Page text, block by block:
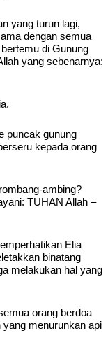
yang turun lagi,
dengan semua
di Gunung
yang sebenarnya:
puncak gunung
kepada orang
ambing?
TUHAN Allah –
Elia
binatang
melakukan hal yang
orang berdoa
menurunkan api